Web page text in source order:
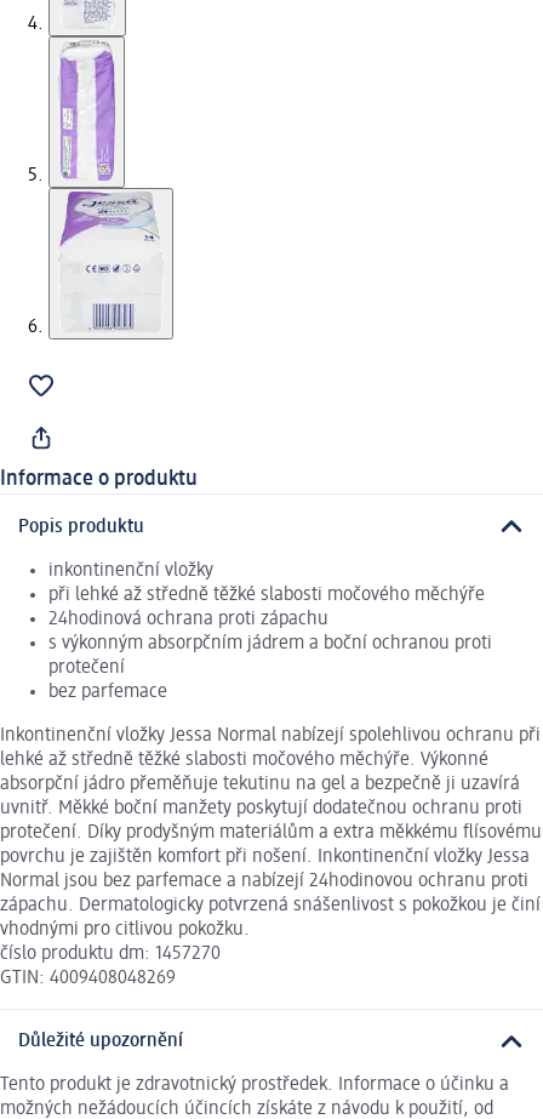
Informace o produktu
Popis produktu
inkontinenční vložky
při lehké až středně těžké slabosti močového měchýře
24hodinová ochrana proti zápachu
s výkonným absorpčním jádrem a boční ochranou proti
protečení
bez parfemace
Inkontinenční vložky Jessa Normal nabízejí spolehlivou ochranu při
lehké až středně těžké slabosti močového měchýře. Výkonné
absorpční jádro přeměňuje tekutinu na gel a bezpečně ji uzavírá
uvnitř. Měkké boční manžety poskytují dodatečnou ochranu proti
protečení. Díky prodyšným materiálům a extra měkkému flísovému
povrchu je zajištěn komfort při nošení. Inkontinenční vložky Jessa
Normal jsou bez parfemace a nabízejí 24hodinovou ochranu proti
zápachu. Dermatologicky potvrzená snášenlivost s pokožkou je činí
vhodnými pro citlivou pokožku.
číslo produktu dm: 1457270
GTIN: 4009408048269
Důležité upozornění
Tento produkt je zdravotnický prostředek. Informace o účinku a
možných nežádoucích účincích získáte z návodu k použití, od